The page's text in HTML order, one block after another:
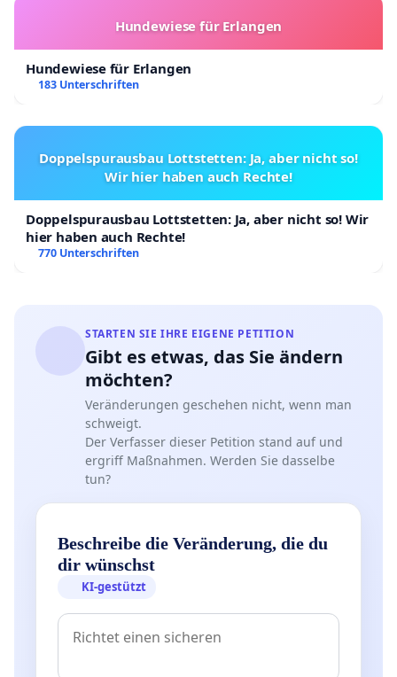
Hundewiese für Erlangen
Hundewiese für Erlangen
183 Unterschriften
Doppelspurausbau Lottstetten: Ja, aber nicht so!
Wir hier haben auch Rechte!
Doppelspurausbau Lottstetten: Ja, aber nicht so! Wir
hier haben auch Rechte!
770 Unterschriften
STARTEN SIE IHRE EIGENE PETITION
Gibt es etwas, das Sie ändern
möchten?
Veränderungen geschehen nicht, wenn man
schweigt.
Der Verfasser dieser Petition stand auf und
ergriff Maßnahmen. Werden Sie dasselbe
tun?
Beschreibe die Veränderung, die du
dir wünschst
KI-gestützt